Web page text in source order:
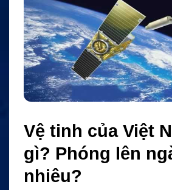
Vệ tinh của Việt
gì? Phóng lên
nhiêu?